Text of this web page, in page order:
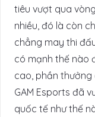
tiêu vượt qua
nhiều, đó là còn
chẳng may thi
có mạnh thế nào
cao, phần
GAM Esports đã
quốc tế như thế